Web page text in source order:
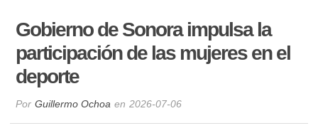
Gobierno de Sonora impulsa la
participación de las mujeres en el
deporte
Por Guillermo Ochoa en 2026-07-06